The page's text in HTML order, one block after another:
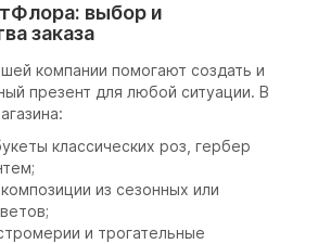
выбор и
заказа
компании помогают создать и
презент для любой ситуации. В
классических роз, гербер
из сезонных или
и трогательные